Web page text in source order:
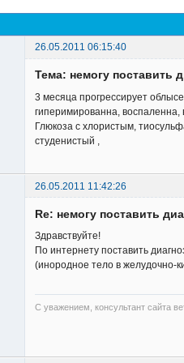
26.05.2011 06:15:40
Тема: немогу поставить
3 месяца прогрессирует
гиперимированна, воспаленна,
Глюкоза с хлористым,
студенистый ,
26.05.2011 11:42:26
Re: немогу поставить
Здравствуйте!
По интернету поставить
(инородное тело в желудочно-
С уважением, консультант сайта